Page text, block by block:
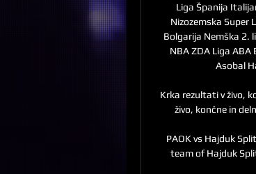
Liga Španija
Nizozemska Super
Bolgarija Nemška 2.
NBA ZDA Liga
Asobal
Krka rezultati v živo,
živo, končne in
PAOK vs Hajduk
team of Hajduk